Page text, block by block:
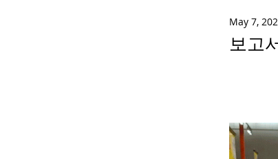
May 7,
보고